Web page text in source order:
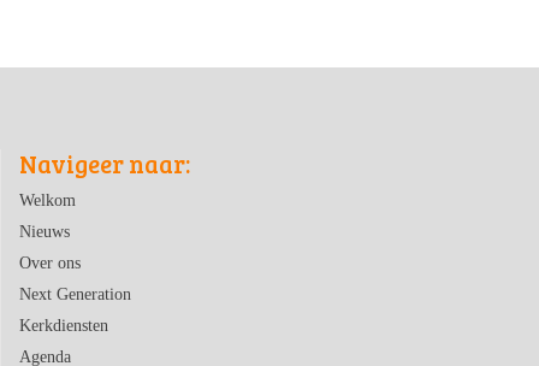
Navigeer naar:
Welkom
Nieuws
Over ons
Next Generation
Kerkdiensten
Agenda